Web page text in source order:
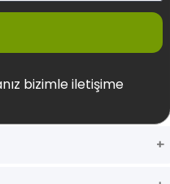
bizimle iletişime